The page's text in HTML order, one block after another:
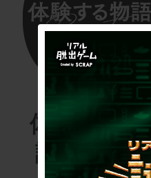
体験する物
語project